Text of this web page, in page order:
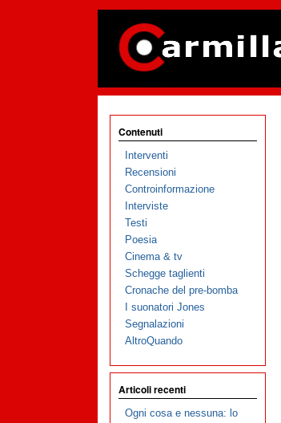
Contenuti
Interventi
Recensioni
Controinformazione
Interviste
Testi
Poesia
Cinema & tv
Schegge taglienti
Cronache del pre-bomba
I suonatori Jones
Segnalazioni
AltroQuando
Articoli recenti
Ogni cosa e nessuna: lo